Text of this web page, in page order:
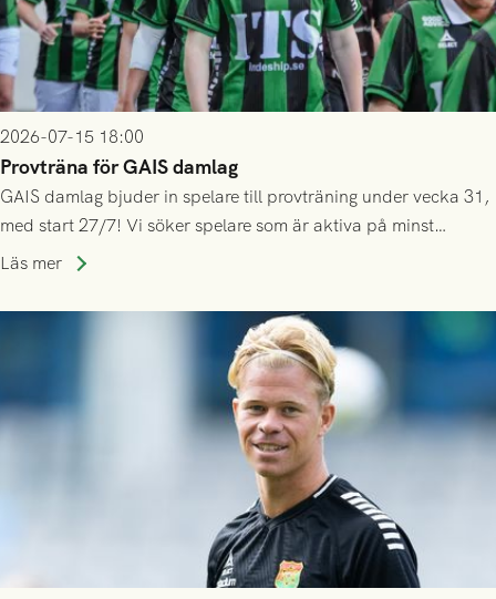
2026-07-15 18:00
Provträna för GAIS damlag
GAIS damlag bjuder in spelare till provträning under vecka 31,
med start 27/7! Vi söker spelare som är aktiva på minst
division 3-nivå.
Läs mer